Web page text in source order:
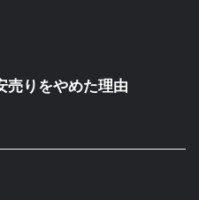
売りをやめた理由